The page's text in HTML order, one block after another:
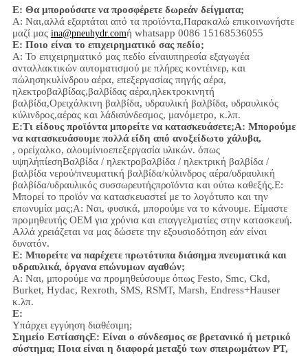
Ε: Θα μπορούσατε να προσφέρετε δωρεάν δείγματα;
Α: Ναι,αλλά εξαρτάται από τα προϊόντα,Παρακαλώ επικοινωνήστε
μαζί μας ina@pneuhydr.comή whatsapp 0086 15168536055
Ε: Ποιο είναι το επιχειρηματικό σας πεδίο;
Α: Το επιχειρηματικό μας πεδίο είναιυπηρεσία εξαγωγέα
ανταλλακτικών αυτοματισμού με πλήρες κοντέινερ, και
πώλησηκυλίνδρου αέρα, επεξεργασίας πηγής αέρα,
ηλεκτροβαλβίδας,βαλβίδας αέρα,ηλεκτροκινητή
βαλβίδα,Ορειχάλκινη βαλβίδα, υδραυλική βαλβίδα, υδραυλικός
κύλινδρος,αέρας και λάδισύνδεσμος, μανόμετρο, κ.λπ.
Ε:Τι είδους προϊόντα μπορείτε να κατασκευάσετε;Α: Μπορούμε
να κατασκευάσουμε πολλά είδη από ανοξείδωτο χάλυβα,
, ορείχαλκο, αλουμίνιοεπεξεργασία υλικών. όπως
υψηλήπίεσηΒαλβίδα / ηλεκτροβαλβίδα / ηλεκτρική βαλβίδα /
βαλβίδα νερού/πνευματική βαλβίδα/κύλινδρος αέρα/υδραυλική
βαλβίδα/υδραυλικός συσσωρευτήςπροϊόντα και ούτω καθεξής.Ε:
Μπορεί το προϊόν να κατασκευαστεί με το λογότυπο και την
επωνυμία μας;Α: Ναι, φυσικά, μπορούμε να το κάνουμε. Είμαστε
προμηθευτής OEM για χρόνια και επαγγελματίες στην κατασκευή.
Αλλά χρειάζεται να μας δώσετε την εξουσιοδότηση εάν είναι
δυνατόν.
Ε: Μπορείτε να παρέχετε πρωτότυπα διάσημα πνευματικά και
υδραυλικά, όργανα επώνυμων αγαθών;
Α: Ναι, μπορούμε να προμηθεύσουμε όπως Festo, Smc, Ckd,
Burket, Hydac, Rexroth, SMS, RSMT, Marsh, Endress+Hauser
κ.λπ.
Ε:
Υπάρχει εγγύηση διαθέσιμη;
Σημείο ΕστίασηςΕ: Είναι ο σύνδεσμος σε βρετανικό ή μετρικό
σύστημα; Ποια είναι η διαφορά μεταξύ των σπειρωμάτων PT,